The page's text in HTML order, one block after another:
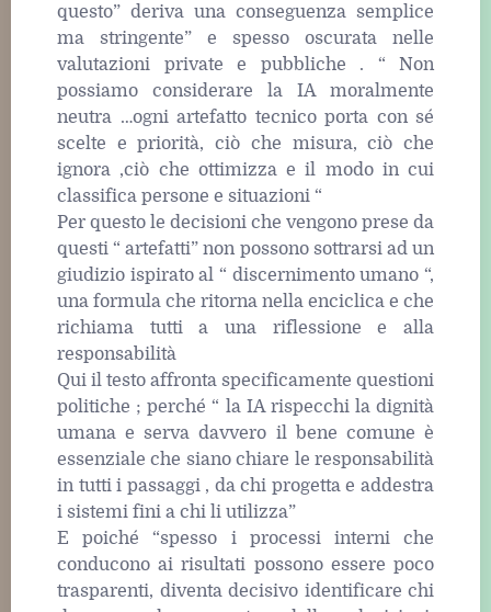
questo” deriva una conseguenza semplice
ma stringente” e spesso oscurata nelle
valutazioni private e pubbliche . “ Non
possiamo considerare la IA moralmente
neutra …ogni artefatto tecnico porta con sé
scelte e priorità, ciò che misura, ciò che
ignora ,ciò che ottimizza e il modo in cui
classifica persone e situazioni “
Per questo le decisioni che vengono prese da
questi “ artefatti” non possono sottrarsi ad un
giudizio ispirato al “ discernimento umano “,
una formula che ritorna nella enciclica e che
richiama tutti a una riflessione e alla
responsabilità
Qui il testo affronta specificamente questioni
politiche ; perché “ la IA rispecchi la dignità
umana e serva davvero il bene comune è
essenziale che siano chiare le responsabilità
in tutti i passaggi , da chi progetta e addestra
i sistemi fini a chi li utilizza”
E poiché “spesso i processi interni che
conducono ai risultati possono essere poco
trasparenti, diventa decisivo identificare chi